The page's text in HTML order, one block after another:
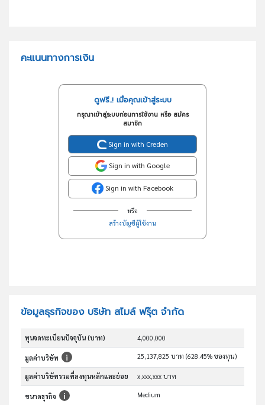
คะแนนทางการเงิน
ดูฟรี..! เมื่อคุณเข้าสู่ระบบ
กรุณาเข้าสู่ระบบก่อนการใช้งาน หรือ สมัคร
สมาชิก
Sign in with Creden
Sign in with Google
Sign in with Facebook
หรือ
สร้างบัญชีผู้ใช้งาน
ข้อมูลธุรกิจของ บริษัท สไมล์ ฟรุ๊ต จำกัด
ทุนจดทะเบียนปัจจุบัน (บาท) 4,000,000
มูลค่าบริษัท 25,137,825 บาท (628.45% ของทุน)
มูลค่าบริษัทรวมที่ลงทุนหลักและย่อย x,xxx,xxx บาท
ขนาดธุรกิจ Medium